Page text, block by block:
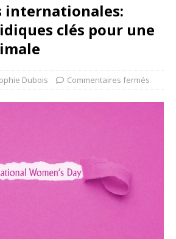
internationales:
clés pour une
Dubois Commentaires fermés